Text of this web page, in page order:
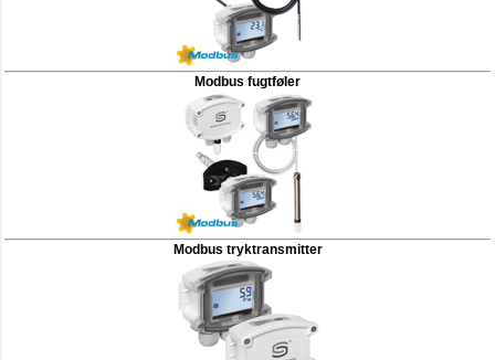
Modbus fugtføler
Modbus tryktransmitter